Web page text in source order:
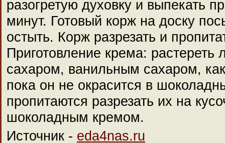
разогретую духовку и выпекать
минут. Готовый корж на доску
остыть. Корж разрезать и
Приготовление крема: растереть
сахаром, ванильным сахаром,
пока он не окрасится в
пропитаются разрезать их на
шоколадным кремом.
Источник - eda4nas.ru